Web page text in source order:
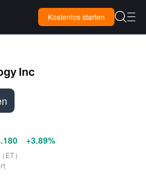
Kostenlos starten  
Inc
+3.89%
（ ET ）